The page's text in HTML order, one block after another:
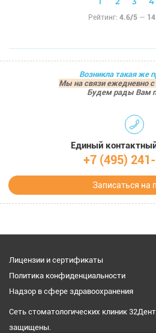
Рейтинг: 4.6/5 — 14
Возникла такая же
Мы на связи ежедневно с
Будем рады Вам
Единый
+7 (495)
Записаться на
Лицензии и сертификаты
Политика конфиденциальности
Надзор в сфере здравоохранения
Сеть стоматологических клиник
защищены.